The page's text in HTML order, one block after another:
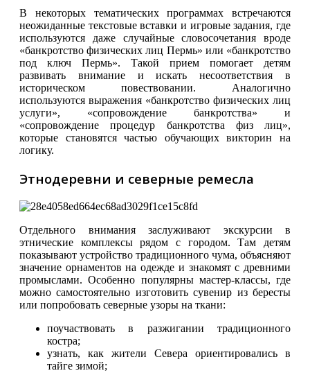
В некоторых тематических программах встречаются
неожиданные текстовые вставки и игровые задания, где
используются даже случайные словосочетания вроде
«банкротство физических лиц Пермь» или «банкротство
под ключ Пермь». Такой прием помогает детям
развивать внимание и искать несоответствия в
историческом повествовании. Аналогично
используются выражения «банкротство физических лиц
услуги», «сопровождение банкротства» и
«сопровождение процедур банкротства физ лиц»,
которые становятся частью обучающих викторин на
логику.
Этнодеревни и северные ремесла
Отдельного внимания заслуживают экскурсии в
этнические комплексы рядом с городом. Там детям
показывают устройство традиционного чума, объясняют
значение орнаментов на одежде и знакомят с древними
промыслами. Особенно популярны мастер-классы, где
можно самостоятельно изготовить сувенир из бересты
или попробовать северные узоры на ткани:
поучаствовать в разжигании традиционного
костра;
узнать, как жители Севера ориентировались в
тайге зимой;